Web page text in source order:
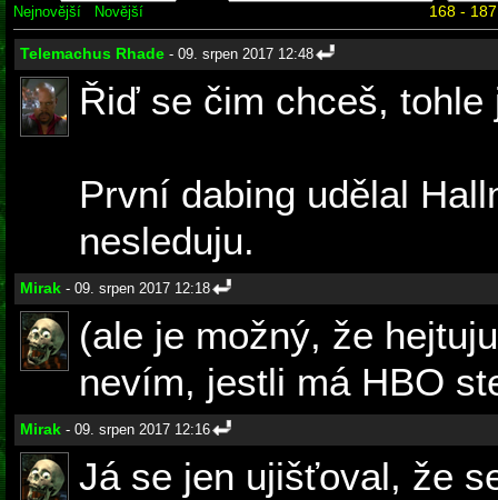
Nejnovější Novější 168 -
Telemachus Rhade - 09. srpen 2017 12:48
Řiď se čim chceš,
První dabing udělal
nesleduju.
Mirak - 09. srpen 2017 12:18
(ale je možný, že
nevím, jestli má HBO
Mirak - 09. srpen 2017 12:16
Já se jen ujišťoval, že